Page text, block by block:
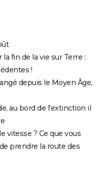
fin de la vie sur Terre :
!
depuis le Moyen Âge,
au bord de l'extinction il
vitesse ? Ce que vous
prendre la route des